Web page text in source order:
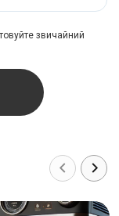
звичайний